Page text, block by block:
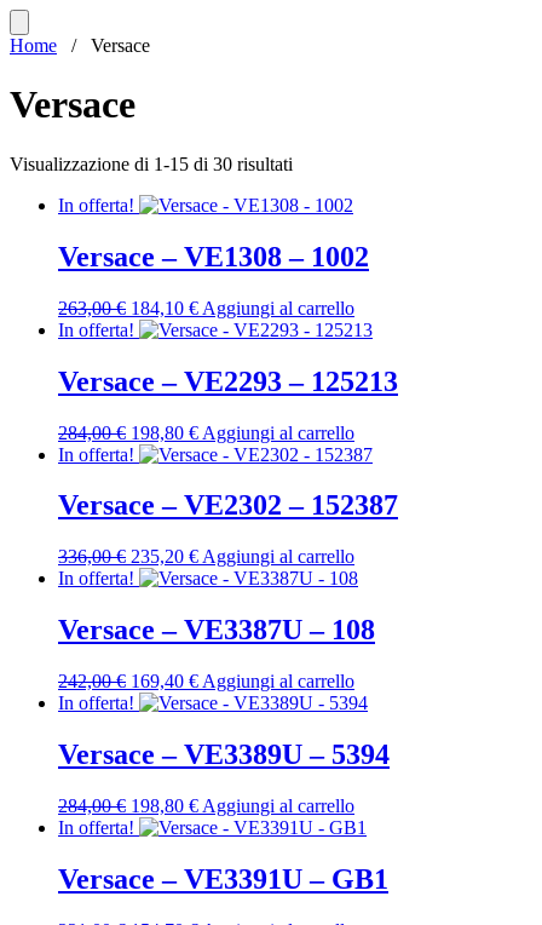
Home / Versace
Versace
Visualizzazione di 1-15 di 30 risultati
base
più
recente
In offerta!
Versace – VE1308 – 1002
263,00€ Il
prezzo
263,00 €.
184,10 €Il
prezzo
è:
184,10 €.
Aggiungi al carrello
In offerta!
Versace – VE2293 – 125213
284,00€ Il
prezzo
era:
284,00 €.
198,80 €Il
prezzo
è:
198,80 €.
Aggiungi al carrello
In offerta!
Versace – VE2302 – 152387
336,00€ Il
prezzo
336,00 €.
235,20 €Il
prezzo
è:
235,20 €.
Aggiungi al carrello
In offerta!
Versace – VE3387U – 108
242,00€ Il
prezzo
242,00 €.
169,40 €Il
prezzo
è:
169,40 €.
Aggiungi al carrello
In offerta!
Versace – VE3389U – 5394
284,00€ Il
prezzo
284,00 €.
198,80 €Il
prezzo
è:
198,80 €.
Aggiungi al carrello
In offerta!
Versace – VE3391U – GB1